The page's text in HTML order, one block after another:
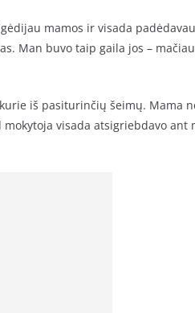
mamos ir visada
Man buvo taip gaila jos –
iš pasiturinčių šeimų. Mama
visada atsigriebdavo ant